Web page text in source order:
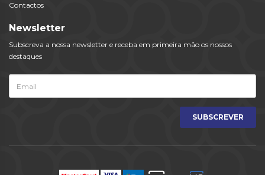
Contactos
Newsletter
Subscreva a nossa newsletter e receba em primeira mão os nossos
destaques